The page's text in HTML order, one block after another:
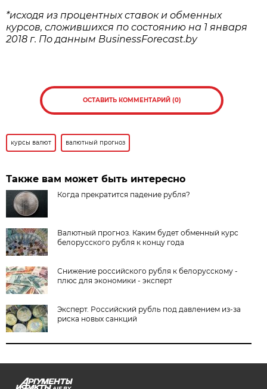
*исходя из процентных ставок и обменных
курсов,сложившихся по состоянию на 1января
2018г. По данным BusinessForecast.by
ОСТАВИТЬ КОММЕНТАРИЙ (0)
курсы валют валютный прогноз
Также вам может быть интересно
Когда прекратится падение рубля?
Валютный прогноз. Каким будет обменный курс
белорусского рубля к концу года
Снижение российского рубля к белорусскому -
плюс для экономики - эксперт
Эксперт. Российский рубль под давлением из-за
риска новых санкций